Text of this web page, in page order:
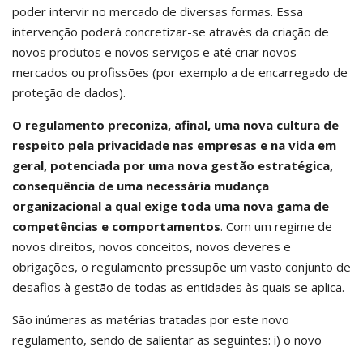
poder intervir no mercado de diversas formas. Essa
intervenção poderá concretizar-se através da criação de
novos produtos e novos serviços e até criar novos
mercados ou profissões (por exemplo a de encarregado de
proteção de dados).
O regulamento preconiza, afinal, uma nova cultura de
respeito pela privacidade nas empresas e na vida em
geral, potenciada por uma nova gestão estratégica,
consequência de uma necessária mudança
organizacional a qual exige toda uma nova gama de
competências e comportamentos. Com um regime de
novos direitos, novos conceitos, novos deveres e
obrigações, o regulamento pressupõe um vasto conjunto de
desafios à gestão de todas as entidades às quais se aplica.
São inúmeras as matérias tratadas por este novo
regulamento, sendo de salientar as seguintes: i) o novo